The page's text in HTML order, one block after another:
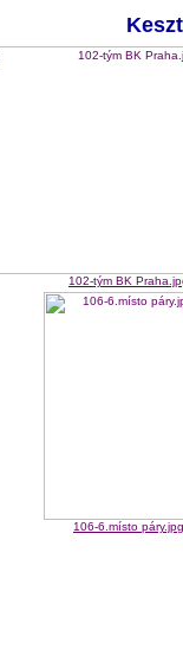
102-tým BK
106-6.místo páry.jpg